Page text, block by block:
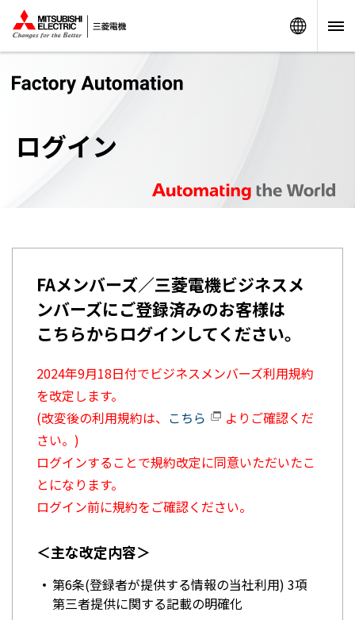
ログイン
FAメンバーズ／三菱電機ビジネスメ
ンバーズにご登録済みのお客様は
こちらからログインしてください。
2024年9月18日付でビジネスメンバーズ利用規約
を改定します。
(改変後の利用規約は、 こちら
よりご確認くだ
さい。)
ログインすることで規約改定に同意いただいたこ
とになります。
ログイン前に規約をご確認ください。
＜主な改定内容＞
第6条(登録者が提供する情報の当社利用) 3項
第三者提供に関する記載の明確化